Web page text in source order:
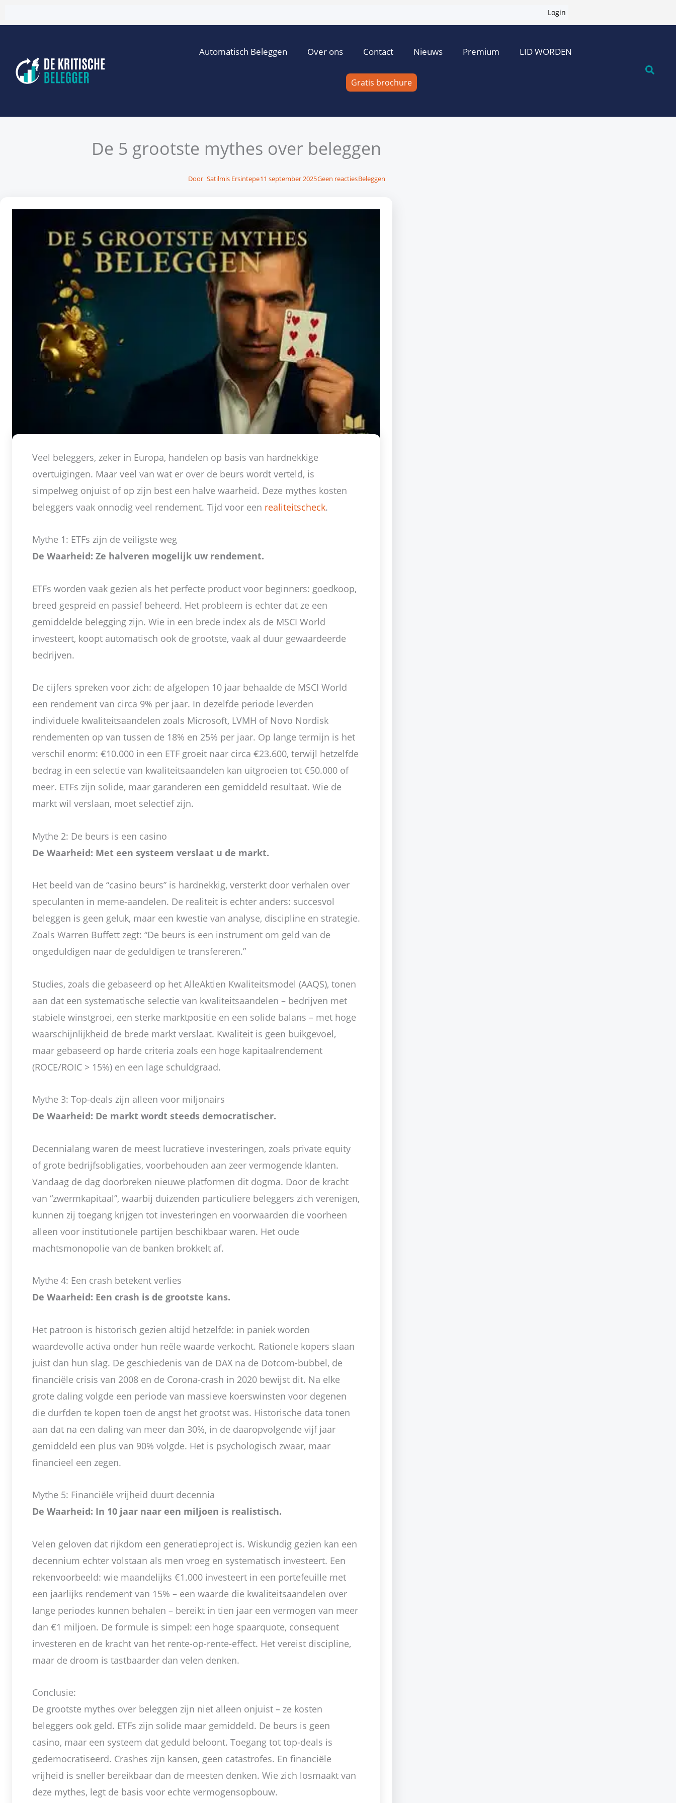
naar
inhoud
Login
Automatisch Beleggen Over ons Contact Nieuws Premium LID WORDEN
Gratis brochure
De 5 grootste mythes over beleggen
Door Satilmis Ersintepe11 september 2025Geen reactiesBeleggen
Veel beleggers, zeker in Europa, handelen op basis van hardnekkige
overtuigingen. Maar veel van wat er over de beurs wordt verteld, is
simpelweg onjuist of op zijn best een halve waarheid. Deze mythes kosten
beleggers vaak onnodig veel rendement. Tijd voor een realiteitscheck.
Mythe 1: ETFs zijn de veiligste weg
De Waarheid: Ze halveren mogelijk uw rendement.
ETFs worden vaak gezien als het perfecte product voor beginners: goedkoop,
breed gespreid en passief beheerd. Het probleem is echter dat ze een
gemiddelde belegging zijn. Wie in een brede index als de MSCI World
investeert, koopt automatisch ook de grootste, vaak al duur gewaardeerde
bedrijven.
De cijfers spreken voor zich: de afgelopen 10 jaar behaalde de MSCI World
een rendement van circa 9% per jaar. In dezelfde periode leverden
individuele kwaliteitsaandelen zoals Microsoft, LVMH of Novo Nordisk
rendementen op van tussen de 18% en 25% per jaar. Op lange termijn is het
verschil enorm: €10.000 in een ETF groeit naar circa €23.600, terwijl hetzelfde
bedrag in een selectie van kwaliteitsaandelen kan uitgroeien tot €50.000 of
meer. ETFs zijn solide, maar garanderen een gemiddeld resultaat. Wie de
markt wil verslaan, moet selectief zijn.
Mythe 2: De beurs is een casino
De Waarheid: Met een systeem verslaat u de markt.
Het beeld van de “casino beurs” is hardnekkig, versterkt door verhalen over
speculanten in meme-aandelen. De realiteit is echter anders: succesvol
beleggen is geen geluk, maar een kwestie van analyse, discipline en strategie.
Zoals Warren Buffett zegt: “De beurs is een instrument om geld van de
ongeduldigen naar de geduldigen te transfereren.”
Studies, zoals die gebaseerd op het AlleAktien Kwaliteitsmodel (AAQS), tonen
aan dat een systematische selectie van kwaliteitsaandelen – bedrijven met
stabiele winstgroei, een sterke marktpositie en een solide balans – met hoge
waarschijnlijkheid de brede markt verslaat. Kwaliteit is geen buikgevoel,
maar gebaseerd op harde criteria zoals een hoge kapitaalrendement
(ROCE/ROIC > 15%) en een lage schuldgraad.
Mythe 3: Top-deals zijn alleen voor miljonairs
De Waarheid: De markt wordt steeds democratischer.
Decennialang waren de meest lucratieve investeringen, zoals private equity
of grote bedrijfsobligaties, voorbehouden aan zeer vermogende klanten.
Vandaag de dag doorbreken nieuwe platformen dit dogma. Door de kracht
van “zwermkapitaal”, waarbij duizenden particuliere beleggers zich verenigen,
kunnen zij toegang krijgen tot investeringen en voorwaarden die voorheen
alleen voor institutionele partijen beschikbaar waren. Het oude
machtsmonopolie van de banken brokkelt af.
Mythe 4: Een crash betekent verlies
De Waarheid: Een crash is de grootste kans.
Het patroon is historisch gezien altijd hetzelfde: in paniek worden
waardevolle activa onder hun reële waarde verkocht. Rationele kopers slaan
juist dan hun slag. De geschiedenis van de DAX na de Dotcom-bubbel, de
financiële crisis van 2008 en de Corona-crash in 2020 bewijst dit. Na elke
grote daling volgde een periode van massieve koerswinsten voor degenen
die durfden te kopen toen de angst het grootst was. Historische data tonen
aan dat na een daling van meer dan 30%, in de daaropvolgende vijf jaar
gemiddeld een plus van 90% volgde. Het is psychologisch zwaar, maar
financieel een zegen.
Mythe 5: Financiële vrijheid duurt decennia
De Waarheid: In 10 jaar naar een miljoen is realistisch.
Velen geloven dat rijkdom een generatieproject is. Wiskundig gezien kan een
decennium echter volstaan als men vroeg en systematisch investeert. Een
rekenvoorbeeld: wie maandelijks €1.000 investeert in een portefeuille met
een jaarlijks rendement van 15% – een waarde die kwaliteitsaandelen over
lange periodes kunnen behalen – bereikt in tien jaar een vermogen van meer
dan €1 miljoen. De formule is simpel: een hoge spaarquote, consequent
investeren en de kracht van het rente-op-rente-effect. Het vereist discipline,
maar de droom is tastbaarder dan velen denken.
Conclusie:
De grootste mythes over beleggen zijn niet alleen onjuist – ze kosten
beleggers ook geld. ETFs zijn solide maar gemiddeld. De beurs is geen
casino, maar een systeem dat geduld beloont. Toegang tot top-deals is
gedemocratiseerd. Crashes zijn kansen, geen catastrofes. En financiële
vrijheid is sneller bereikbaar dan de meesten denken. Wie zich losmaakt van
deze mythes, legt de basis voor echte vermogensopbouw.